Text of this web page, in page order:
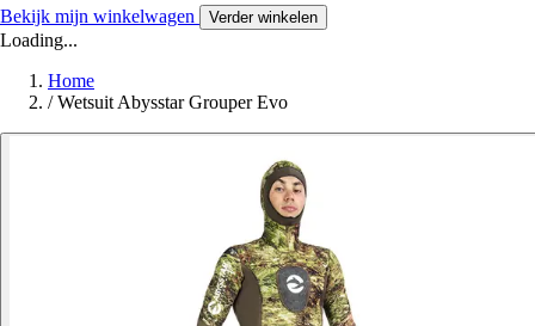
Bekijk mijn winkelwagen Verder winkelen
Loading...
Home
/ Wetsuit Abysstar Grouper Evo